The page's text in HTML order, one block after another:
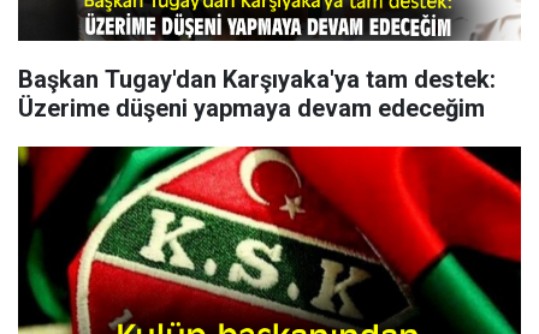
Başkan Tugay'dan Karşıyaka'ya tam destek:
Üzerime düşeni yapmaya devam edeceğim